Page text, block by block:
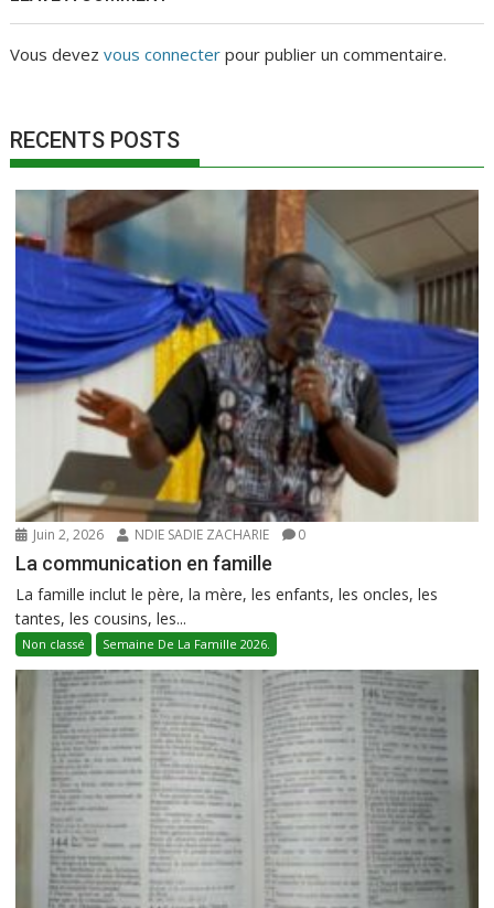
Vous devezvous connecter pour publier un commentaire.
RECENTS POSTS
Juin 2, 2026 NDIE SADIE ZACHARIE 0
La communication en famille
La famille inclut le père, la mère, les enfants, les oncles, les
tantes, les cousins, les...
Non classé Semaine De La Famille 2026.